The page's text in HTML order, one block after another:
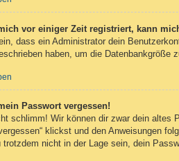
vor einiger Zeit registriert, kann
dass ein Administrator dein
haben, um die
Passwort vergessen!
schlimm! Wir können dir zwar dein altes
klickst und den Anweisungen
trotzdem nicht in der Lage sein, dein